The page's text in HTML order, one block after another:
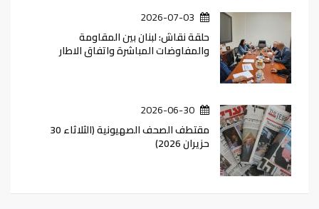
2026-07-03
حلقة نقاش: لبنان بين المقاومة
والمفاوضات المباشرة واتفاق الاطار
2026-06-30
مقتطف الصحف الصهيونية (الثلاثاء 30
حزيران 2026)